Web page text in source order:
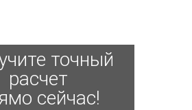
точный
расчет
сейчас!